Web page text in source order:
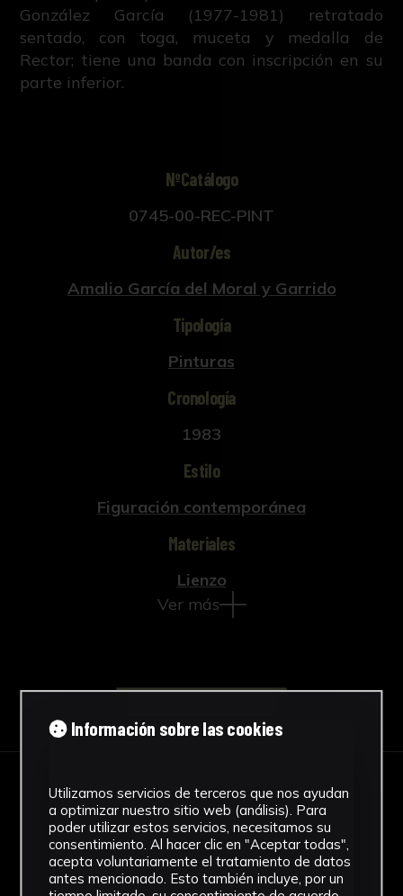
González García (1977-1981) retratado
sentado, con toga, muceta y medalla de
Rector; tiene una banda con inscripción en su
parte inferior.
NºCatálogo
0745-00-REC-PINT
Autor/es
Amalio García del Moral y Garrido
Tipología
Pinturas
Cronología
1983
Estilo
Figuración contemporánea
Materiales
Lienzo
Ver más
IMÁGENES
Información sobre las cookies
Utilizamos servicios de terceros que nos ayudan
a optimizar nuestro sitio web (análisis). Para
poder utilizar estos servicios, necesitamos su
consentimiento. Al hacer clic en "Aceptar todas",
acepta voluntariamente el tratamiento de datos
antes mencionado. Esto también incluye, por un